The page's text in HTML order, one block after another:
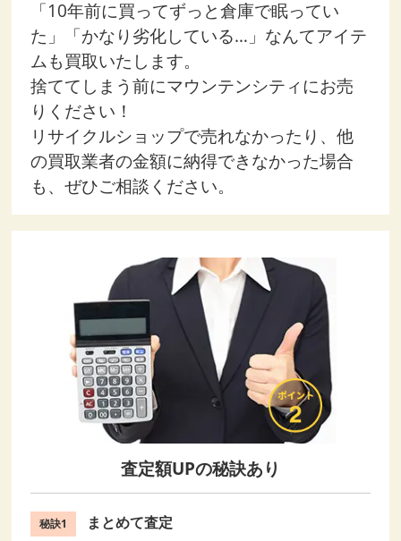
「10年前に買ってずっと倉庫で眠ってい
た」「かなり劣化している…」なんてアイテ
ムも買取いたします。
捨ててしまう前にマウンテンシティにお売
りください！
リサイクルショップで売れなかったり、他
の買取業者の金額に納得できなかった場合
も、ぜひご相談ください。
査定額UPの秘訣あり
秘訣1 まとめて査定